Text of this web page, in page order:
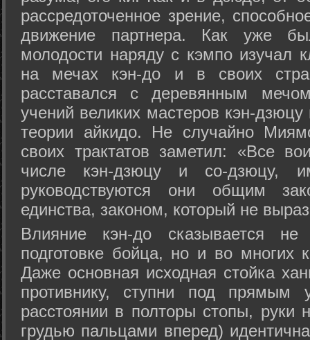
рассредоточенное зрение,
движение партнера. Как уже
молодости наряду с кэмпо изучал
на мечах кэн-до и в своих
расставался с деревянным
учений великих мастеров кэн-
теории айкидо. Не случайно
своих трактатов заметил: «Все
числе кэн-дзюцу и со-дзюцу,
руководствуются они общим
единства, законом, который не
Влияние кэн-до сказывается не
подготовке бойца, но и во многих
Даже основная исходная стойка
противнику, ступни под прямым
расстоянии в полторы стопы, руки
грудью пальцами вперед)